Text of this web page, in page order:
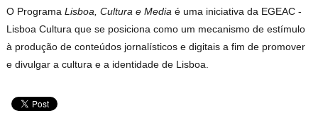
O ProgramaLisboa, Cultura e Media é uma iniciativa da EGEAC -
Lisboa Cultura que se posiciona como um mecanismo de estímulo
à produção de conteúdos jornalísticos e digitais a fim de promover
e divulgar a cultura e a identidade de Lisboa.